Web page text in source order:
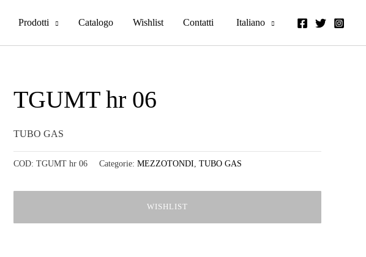
Prodotti Catalogo Wishlist Contatti Italiano
TGUMT hr 06
TUBO GAS
COD: TGUMT hr 06 Categorie: MEZZOTONDI TUBO GAS
WISHLIST